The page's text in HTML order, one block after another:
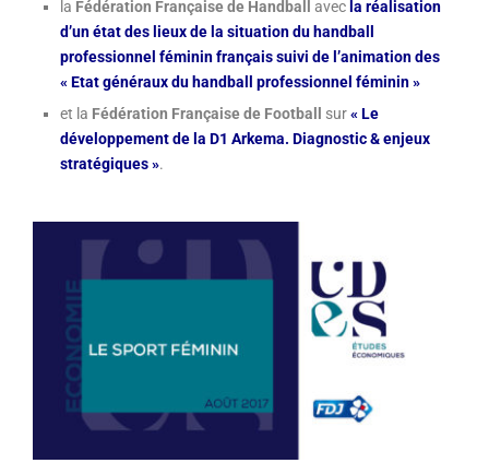
la Fédération Française de Handball avec la réalisation
d’un état des lieux de la situation du handball
professionnel féminin français suivi de l’animation des
« Etat généraux du handball professionnel féminin »
et la Fédération Française de Football sur« Le
développement de la D1 Arkema. Diagnostic & enjeux
stratégiques ».